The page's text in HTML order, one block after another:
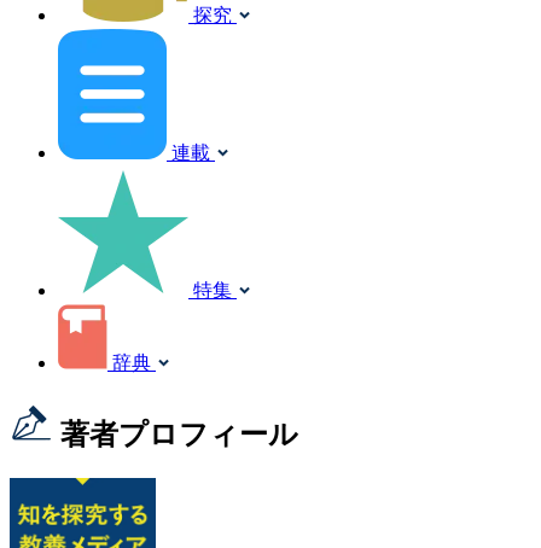
探究
連載
特集
辞典
著者プロフィール